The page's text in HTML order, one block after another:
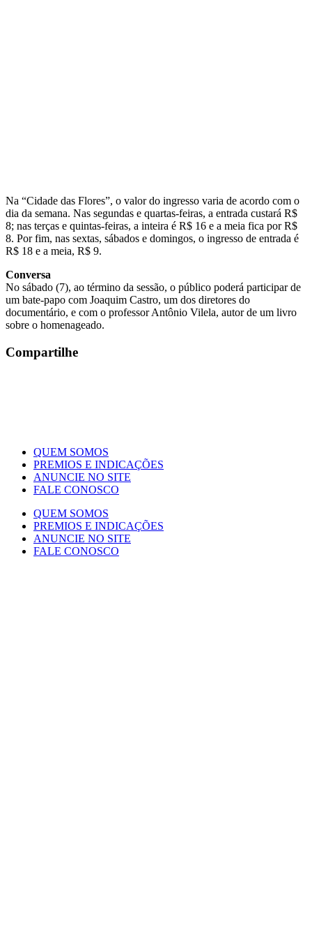
Na “Cidade das Flores”, o valor do ingresso varia de acordo com o
dia da semana. Nas segundas e quartas-feiras, a entrada custará R$
8; nas terças e quintas-feiras, a inteira é R$ 16 e a meia fica por R$
8. Por fim, nas sextas, sábados e domingos, o ingresso de entrada é
R$ 18 e a meia, R$ 9.
Conversa
No sábado (7), ao término da sessão, o público poderá participar de
um bate-papo com Joaquim Castro, um dos diretores do
documentário, e com o professor Antônio Vilela, autor de um livro
sobre o homenageado.
Compartilhe
QUEM SOMOS
PREMIOS E INDICAÇÕES
ANUNCIE NO SITE
FALE CONOSCO
QUEM SOMOS
PREMIOS E INDICAÇÕES
ANUNCIE NO SITE
FALE CONOSCO